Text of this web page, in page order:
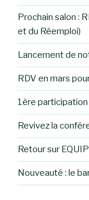
Prochain salon :
et du Réemploi)
Lancement de
RDV en mars
1ère
Revivez la
Retour sur
Nouveauté : le